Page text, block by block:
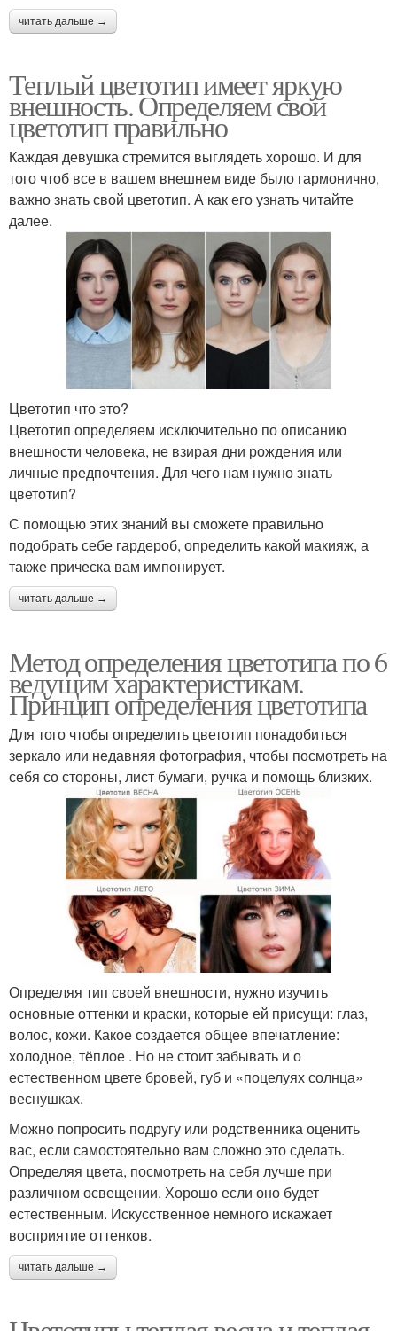
читать дальше →
Теплый цветотип имеет яркую
внешность. Определяем свой
цветотип правильно
Каждая девушка стремится выглядеть хорошо. И для
того чтоб все в вашем внешнем виде было гармонично,
важно знать свой цветотип. А как его узнать читайте
далее.
Цветотип что это?
Цветотип определяем исключительно по описанию
внешности человека, не взирая дни рождения или
личные предпочтения. Для чего нам нужно знать
цветотип?
С помощью этих знаний вы сможете правильно
подобрать себе гардероб, определить какой макияж, а
также прическа вам импонирует.
читать дальше →
Метод определения цветотипа по 6
ведущим характеристикам.
Принцип определения цветотипа
Для того чтобы определить цветотип понадобиться
зеркало или недавняя фотография, чтобы посмотреть на
себя со стороны, лист бумаги, ручка и помощь близких.
Определяя тип своей внешности, нужно изучить
основные оттенки и краски, которые ей присущи: глаз,
волос, кожи. Какое создается общее впечатление:
холодное, тёплое . Но не стоит забывать и о
естественном цвете бровей, губ и «поцелуях солнца»
веснушках.
Можно попросить подругу или родственника оценить
вас, если самостоятельно вам сложно это сделать.
Определяя цвета, посмотреть на себя лучше при
различном освещении. Хорошо если оно будет
естественным. Искусственное немного искажает
восприятие оттенков.
читать дальше →